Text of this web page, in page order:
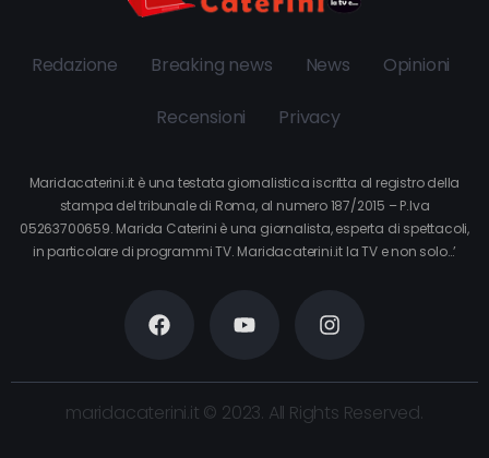
Redazione Breaking news News Opinioni
Recensioni Privacy
Maridacaterini.it è una testata giornalistica iscritta al registro della
stampa del tribunale di Roma, al numero 187/2015 – P.Iva
05263700659. Marida Caterini è una giornalista, esperta di spettacoli,
in particolare di programmi TV. Maridacaterini.it la TV e non solo…’
maridacaterini.it © 2023. All Rights Reserved.